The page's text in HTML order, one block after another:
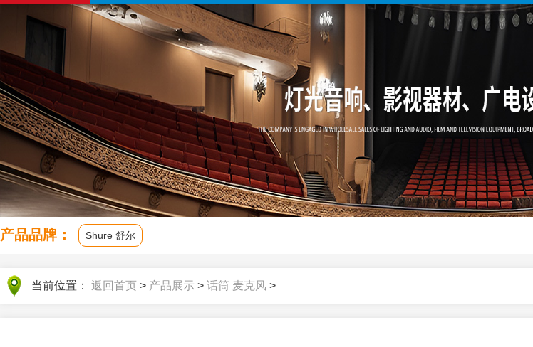
产品品牌： Shure 舒尔
当前位置： 返回首页 > 产品展示 > 话筒 麦克风 >